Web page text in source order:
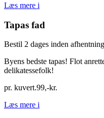
Læs mere i
Tapas fad
Bestil 2 dages inden afhentning
Byens bedste tapas! Flot
delikatessefolk!
pr. kuvert.99,-kr.
Læs mere i